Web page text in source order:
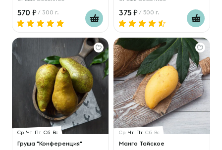
570 / 300 г. 375 / 500 г.
Ср Чт Пт Сб Вс
Груша "Конференция"
Ср Чт Пт Сб Вс
Манго Тайское